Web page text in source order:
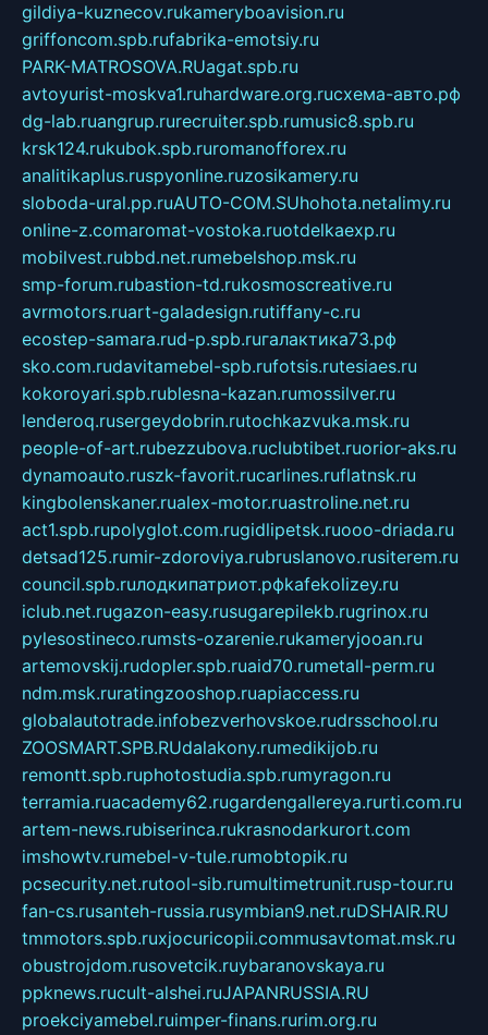
gildiya-kuznecov.rukameryboavision.ru
griffoncom.spb.rufabrika-emotsiy.ru
PARK-MATROSOVA.RUagat.spb.ru
avtoyurist-moskva1.ruhardware.org.ruсхема-авто.рф
dg-lab.ruangrup.rurecruiter.spb.rumusic8.spb.ru
krsk124.rukubok.spb.ruromanofforex.ru
analitikaplus.ruspyonline.ruzosikamery.ru
sloboda-ural.pp.ruAUTO-COM.SUhohota.netalimy.ru
online-z.comaromat-vostoka.ruotdelkaexp.ru
mobilvest.rubbd.net.rumebelshop.msk.ru
smp-forum.rubastion-td.rukosmoscreative.ru
avrmotors.ruart-galadesign.rutiffany-c.ru
ecostep-samara.rud-p.spb.ruгалактика73.рф
sko.com.rudavitamebel-spb.rufotsis.rutesiaes.ru
kokoroyari.spb.rublesna-kazan.rumossilver.ru
lenderoq.rusergeydobrin.rutochkazvuka.msk.ru
people-of-art.rubezzubova.ruclubtibet.ruorior-aks.ru
dynamoauto.ruszk-favorit.rucarlines.ruflatnsk.ru
kingbolenskaner.rualex-motor.ruastroline.net.ru
act1.spb.rupolyglot.com.rugidlipetsk.ruooo-driada.ru
detsad125.rumir-zdoroviya.rubruslanovo.rusiterem.ru
council.spb.ruлодкипатриот.рфkafekolizey.ru
iclub.net.rugazon-easy.rusugarepilekb.rugrinox.ru
pylesostineco.rumsts-ozarenie.rukameryjooan.ru
artemovskij.rudopler.spb.ruaid70.rumetall-perm.ru
ndm.msk.ruratingzooshop.ruapiaccess.ru
globalautotrade.infobezverhovskoe.rudrsschool.ru
ZOOSMART.SPB.RUdalakony.rumedikijob.ru
remontt.spb.ruphotostudia.spb.rumyragon.ru
terramia.ruacademy62.rugardengallereya.rurti.com.ru
artem-news.rubiserinca.rukrasnodarkurort.com
imshowtv.rumebel-v-tule.rumobtopik.ru
pcsecurity.net.rutool-sib.rumultimetrunit.rusp-tour.ru
fan-cs.rusanteh-russia.rusymbian9.net.ruDSHAIR.RU
tmmotors.spb.ruxjocuricopii.commusavtomat.msk.ru
obustrojdom.rusovetcik.ruybaranovskaya.ru
ppknews.rucult-alshei.ruJAPANRUSSIA.RU
proekciyamebel.ruimper-finans.rurim.org.ru